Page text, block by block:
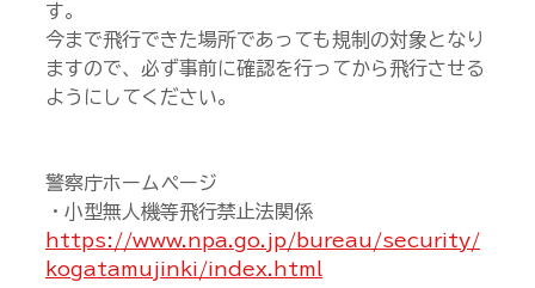
す。
今まで飛行できた場所であっても規制の対象となり
ますので、必ず事前に確認を行ってから飛行させる
ようにしてください。
警察庁ホームページ
・小型無人機等飛行禁止法関係
https://www.npa.go.jp/bureau/security/
kogatamujinki/index.html